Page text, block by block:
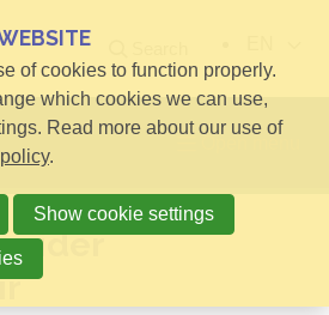
of cookies to function properly.
which cookies we can use,
Read more about our use of
.
Show cookie settings